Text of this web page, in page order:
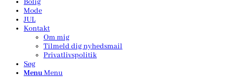
Bolig
Mode
JUL
Kontakt
Om mig
Tilmeld dig nyhedsmail
Privatlivspolitik
Søg
MenuMenu